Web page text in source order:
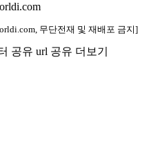
무단전재 및 재배포 금지]
공유 url 공유 더보기